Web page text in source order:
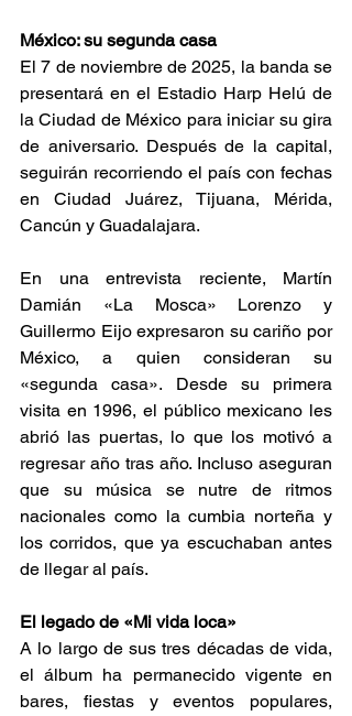
México: su segunda casa
El 7 de noviembre de 2025, la banda se
presentará en el Estadio Harp Helú de
la Ciudad de México para iniciar su gira
de aniversario. Después de la capital,
seguirán recorriendo el país con fechas
en Ciudad Juárez, Tijuana, Mérida,
Cancún y Guadalajara.
En una entrevista reciente, Martín
Damián «La Mosca» Lorenzo y
Guillermo Eijo expresaron su cariño por
México, a quien consideran su
«segunda casa». Desde su primera
visita en 1996, el público mexicano les
abrió las puertas, lo que los motivó a
regresar año tras año. Incluso aseguran
que su música se nutre de ritmos
nacionales como la cumbia norteña y
los corridos, que ya escuchaban antes
de llegar al país.
El legado de «Mi vida loca»
A lo largo de sus tres décadas de vida,
el álbum ha permanecido vigente en
bares, fiestas y eventos populares,